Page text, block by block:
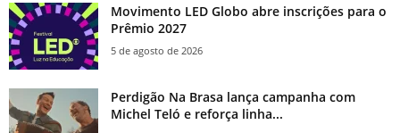
Movimento LED Globo abre inscrições para o
Prêmio 2027
5 de agosto de 2026
Perdigão Na Brasa lança campanha com
Michel Teló e reforça linha...